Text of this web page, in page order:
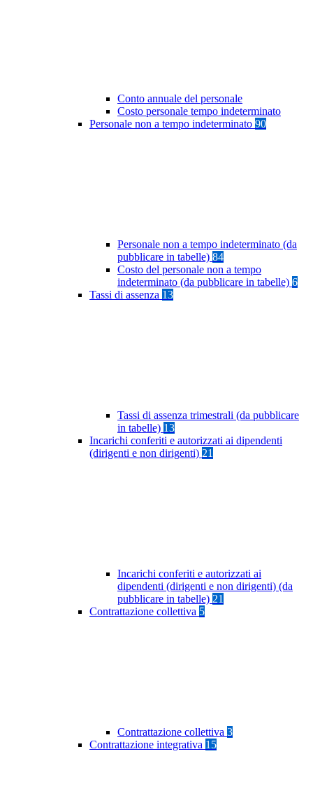
Conto annuale del personale
Costo personale tempo indeterminato
Personale non a tempo indeterminato 90
Personale non a tempo indeterminato (da
pubblicare in tabelle) 84
Costo del personale non a tempo
indeterminato (da pubblicare in tabelle) 6
Tassi di assenza 13
Tassi di assenza trimestrali (da pubblicare
in tabelle) 13
Incarichi conferiti e autorizzati ai dipendenti
(dirigenti e non dirigenti) 21
Incarichi conferiti e autorizzati ai
dipendenti (dirigenti e non dirigenti) (da
pubblicare in tabelle) 21
Contrattazione collettiva 5
Contrattazione collettiva 3
Contrattazione integrativa 15